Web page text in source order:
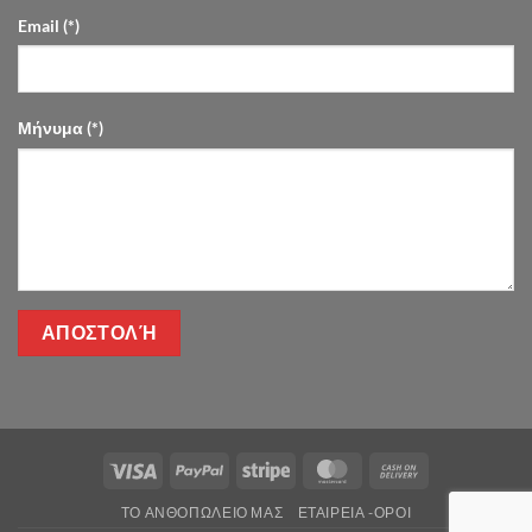
Email (*)
Μήνυμα (*)
Visa PayPal Stripe MasterCard
ΤΌ ΑΝΘΟΠΩΛΕΊΟ ΜΑΣ ΕΤΑΙΡΕΊΑ -ΟΡΟΙ